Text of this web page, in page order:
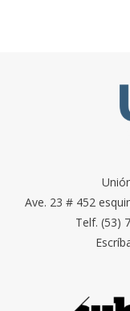
Ave. 23 # 452
Telf. (53)